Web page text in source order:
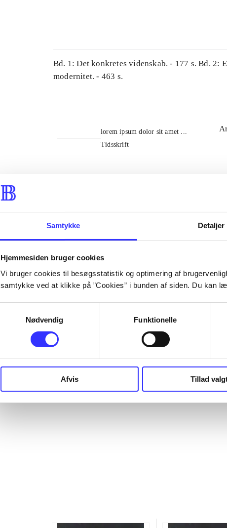
Samtykke Detaljer
Hjemmesiden bruger cookies
Vi bruger cookies til besøgsstatistik og optimering af
samtykke ved at klikke på ”Cookies” i bunden af siden. Du kan
Nødvendig
Funktionelle
Afvis Tillad
Bd. 1: Det konkretes videnskab. - 177 s. Bd. 2:
modernitet. - 463 s.
lorem ipsum dolor sit amet ...
Tidsskrift
...